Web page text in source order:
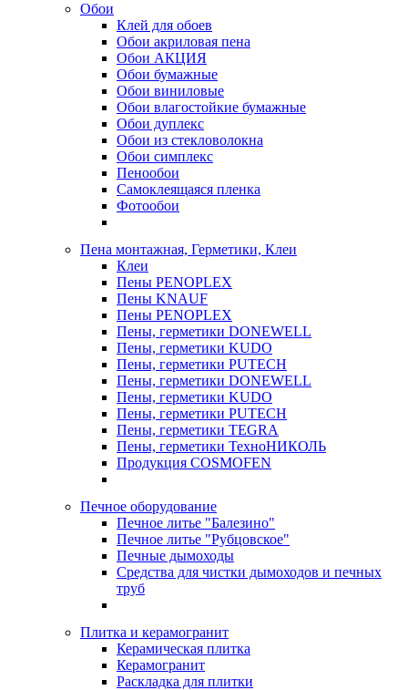
Обои
Клей для обоев
Обои акриловая пена
Обои АКЦИЯ
Обои бумажные
Обои виниловые
Обои влагостойкие бумажные
Обои дуплекс
Обои из стекловолокна
Обои симплекс
Пенообои
Самоклеящаяся пленка
Фотообои
Пена монтажная, Герметики, Клеи
Клеи
Пены PENOPLEX
Пены KNAUF
Пены PENOPLEX
Пены, герметики DONEWELL
Пены, герметики KUDO
Пены, герметики PUTECH
Пены, герметики DONEWELL
Пены, герметики KUDO
Пены, герметики PUTECH
Пены, герметики TEGRA
Пены, герметики ТехноНИКОЛЬ
Продукция COSMOFEN
Печное оборудование
Печное литье "Балезино"
Печное литье "Рубцовское"
Печные дымоходы
Средства для чистки дымоходов и печных
труб
Плитка и керамогранит
Керамическая плитка
Керамогранит
Раскладка для плитки